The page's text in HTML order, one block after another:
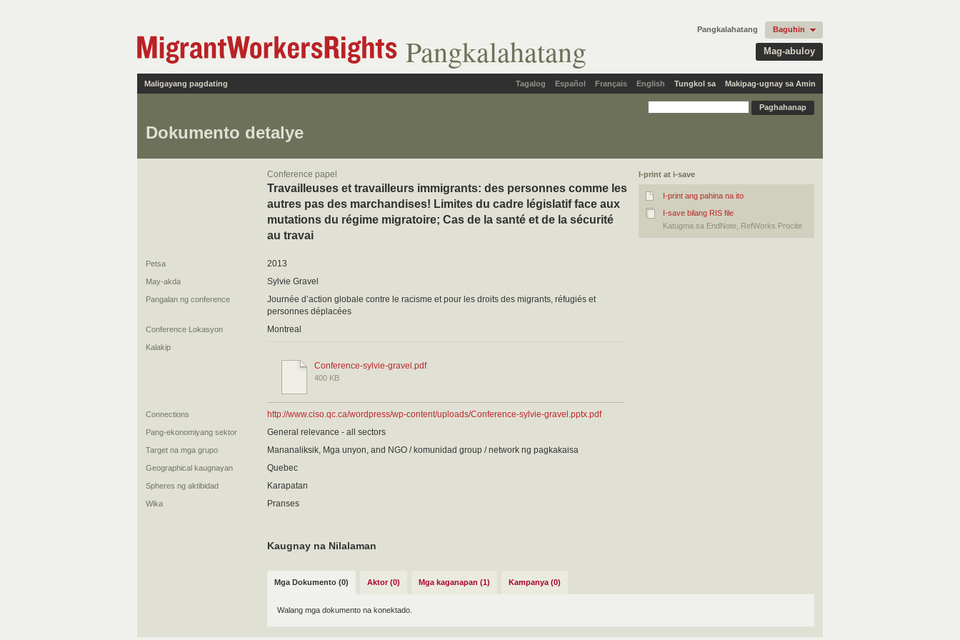
Pangkalahatang Mag-abuloy
Pangkalahatang Baguhin
Tagalog Español Français English
Maligayang pagdating Tungkol sa Makipag-ugnay sa Amin
Dokumento detalye
I-print at i-save
I-print ang pahina na ito
I-save bilang RIS file
Katugma sa EndNote, RefWorks Procite
Conference papel
Travailleuses et travailleurs immigrants: des personnes comme les
autres pas des marchandises! Limites du cadre législatif face aux
mutations du régime migratoire; Cas de la santé et de la sécurité
au travai
Petsa 2013
May-akda Sylvie Gravel
Pangalan ng conference
Journée d’action globale contre le racisme et pour les droits des migrants, réfugiés et
personnes déplacées
Conference Lokasyon Montreal
Kalakip
Conference-sylvie-gravel.pdf
400 KB
Connections http://www.ciso.qc.ca/wordpress/wp-content/uploads/Conference-sylvie-gravel.pptx.pdf
Pang-ekonomiyang sektor General relevance - all sectors
Target na mga grupo Mananaliksik, Mga unyon, and NGO / komunidad group / network ng pagkakaisa
Geographical kaugnayan Quebec
Spheres ng aktibidad Karapatan
Wika Pranses
Kaugnay na Nilalaman
Mga Dokumento (0) Aktor (0) Mga kaganapan (1) Kampanya (0)
Walang mga dokumento na konektado.